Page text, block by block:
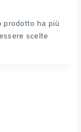
prodotto ha più
scelte